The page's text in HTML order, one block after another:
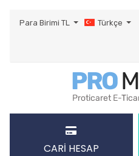
Para Birimi TL Türkçe
CARİ HESAP